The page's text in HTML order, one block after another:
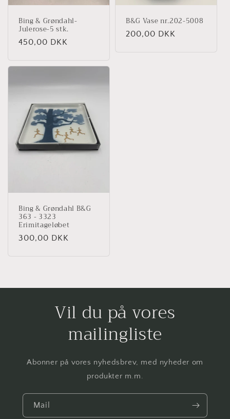
Bing & Grøndahl-
Julerose-5 stk.
Normalpris
450,00 DKK
B&G Vase nr.202-5008
Normalpris
200,00 DKK
Bing & Grøndahl B&G
363 - 3323
Erimitageløbet
Normalpris
300,00 DKK
Vil du på vores
mailingliste
Abonner på vores nyhedsbrev, med nyheder om
produkter m.m.
Mail